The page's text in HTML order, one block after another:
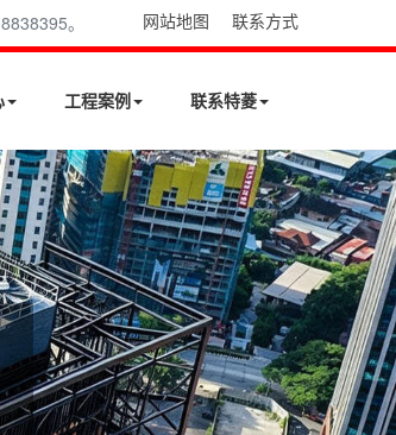
。 网站地图 联系方式
工程案例 联系特菱